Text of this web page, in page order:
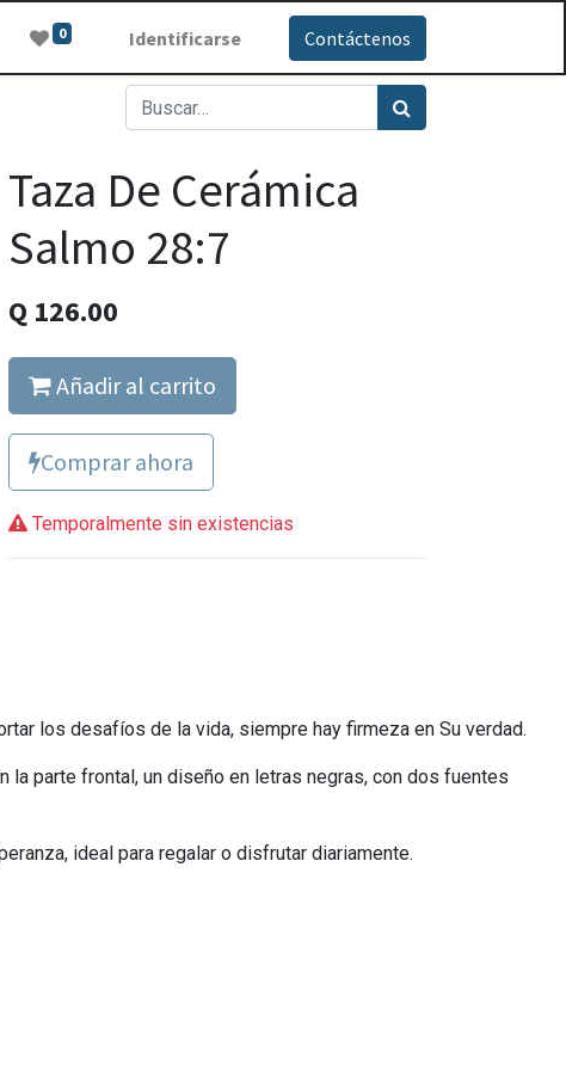
0 Identificarse Contáctenos
Taza De Cerámica
Salmo 28:7
Q 126.00
Añadir al carrito
Comprar ahora
Temporalmente sin existencias
los desafíos de la vida, siempre hay firmeza en Su verdad.
la parte frontal, un diseño en letras negras, con dos fuentes
ideal para regalar o disfrutar diariamente.